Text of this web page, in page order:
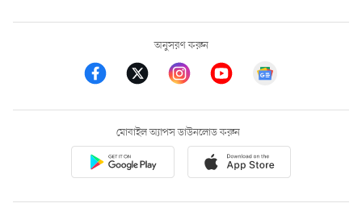
অনুসরণ করুন
মোবাইল অ্যাপস ডাউনলোড করুন